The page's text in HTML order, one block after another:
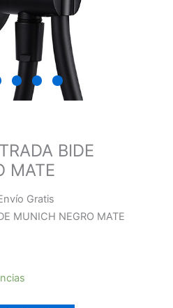
BIDE
MATE
Gratis
MUNICH NEGRO MATE